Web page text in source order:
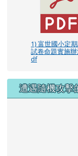
1) 富世國小定
試卷命題實施
df
遭遇隨機攻擊